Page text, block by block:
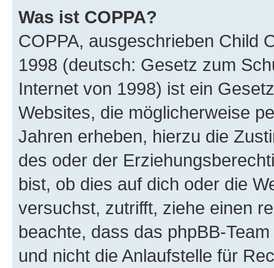
Was ist COPPA?
COPPA, ausgeschrieben Child
1998 (deutsch: Gesetz zum
Internet von 1998) ist ein
Websites, die möglicherweise
Jahren erheben, hierzu die
des oder der
bist, ob dies auf dich oder die
versuchst, zutrifft, ziehe einen
beachte, dass das phpBB-
und nicht die Anlaufstelle für